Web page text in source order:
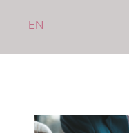
Dilinizi seçin
EN